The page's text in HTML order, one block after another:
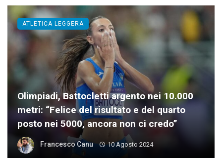
Olimpiadi, Battocletti argento nei 10.000
metri: “Felice del risultato e del quarto
posto nei 5000, ancora non ci credo”
Francesco Canu 10 Agosto 2024
ATLETICA LEGGERA